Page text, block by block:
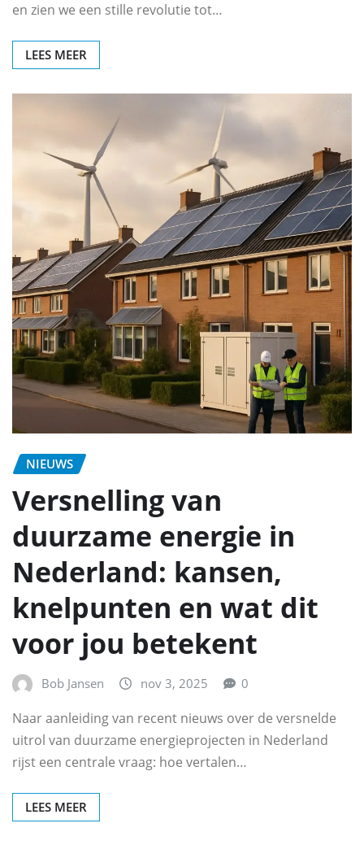
en zien we een stille revolutie tot…
LEES MEER
NIEUWS
Versnelling van
duurzame energie in
Nederland: kansen,
knelpunten en wat dit
voor jou betekent
Bob Jansen nov 3, 2025 0
Naar aanleiding van recent nieuws over de versnelde
uitrol van duurzame energieprojecten in Nederland
rijst een centrale vraag: hoe vertalen…
LEES MEER